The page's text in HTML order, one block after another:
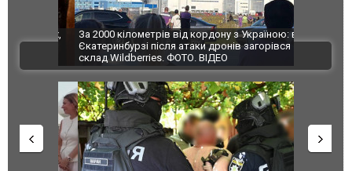
За 2000 кілометрів від кордону з Україною: в
Єкатеринбурзі після атаки дронів загорівся
склад Wildberries. ФОТО. ВІДЕО
"Мої
ВІДЕО